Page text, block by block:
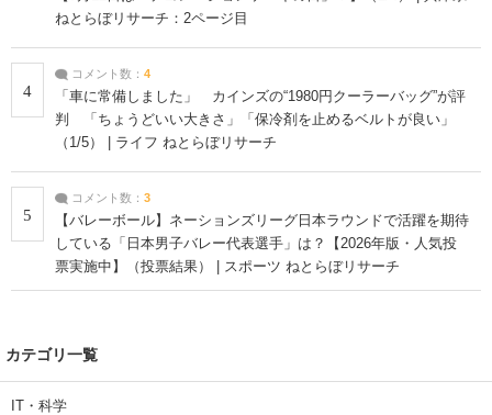
ねとらぼリサーチ：2ページ目
4
コメント数： 4
「車に常備しました」 カインズの“1980円クーラーバッグ”が評
判 「ちょうどいい大きさ」「保冷剤を止めるベルトが良い」
（1/5） | ライフ ねとらぼリサーチ
5
コメント数： 3
【バレーボール】ネーションズリーグ日本ラウンドで活躍を期待
している「日本男子バレー代表選手」は？【2026年版・人気投
票実施中】（投票結果） | スポーツ ねとらぼリサーチ
カテゴリ一覧
IT・科学